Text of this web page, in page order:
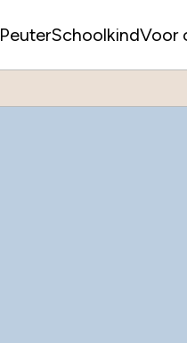
PeuterSchoolkindVoor